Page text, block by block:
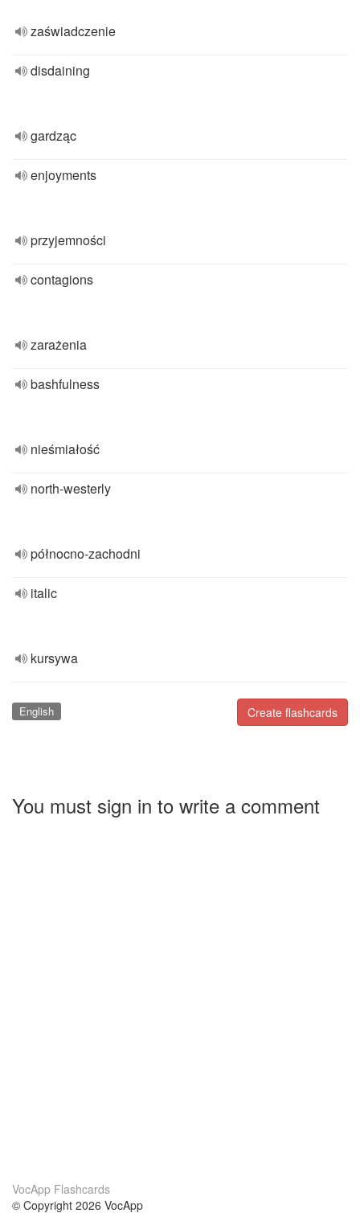
zaświadczenie
disdaining
gardząc
enjoyments
przyjemności
contagions
zarażenia
bashfulness
nieśmiałość
north-westerly
północno-zachodni
italic
kursywa
Create flashcards
English
You must sign in to write a comment
VocApp Flashcards
© Copyright 2026 VocApp